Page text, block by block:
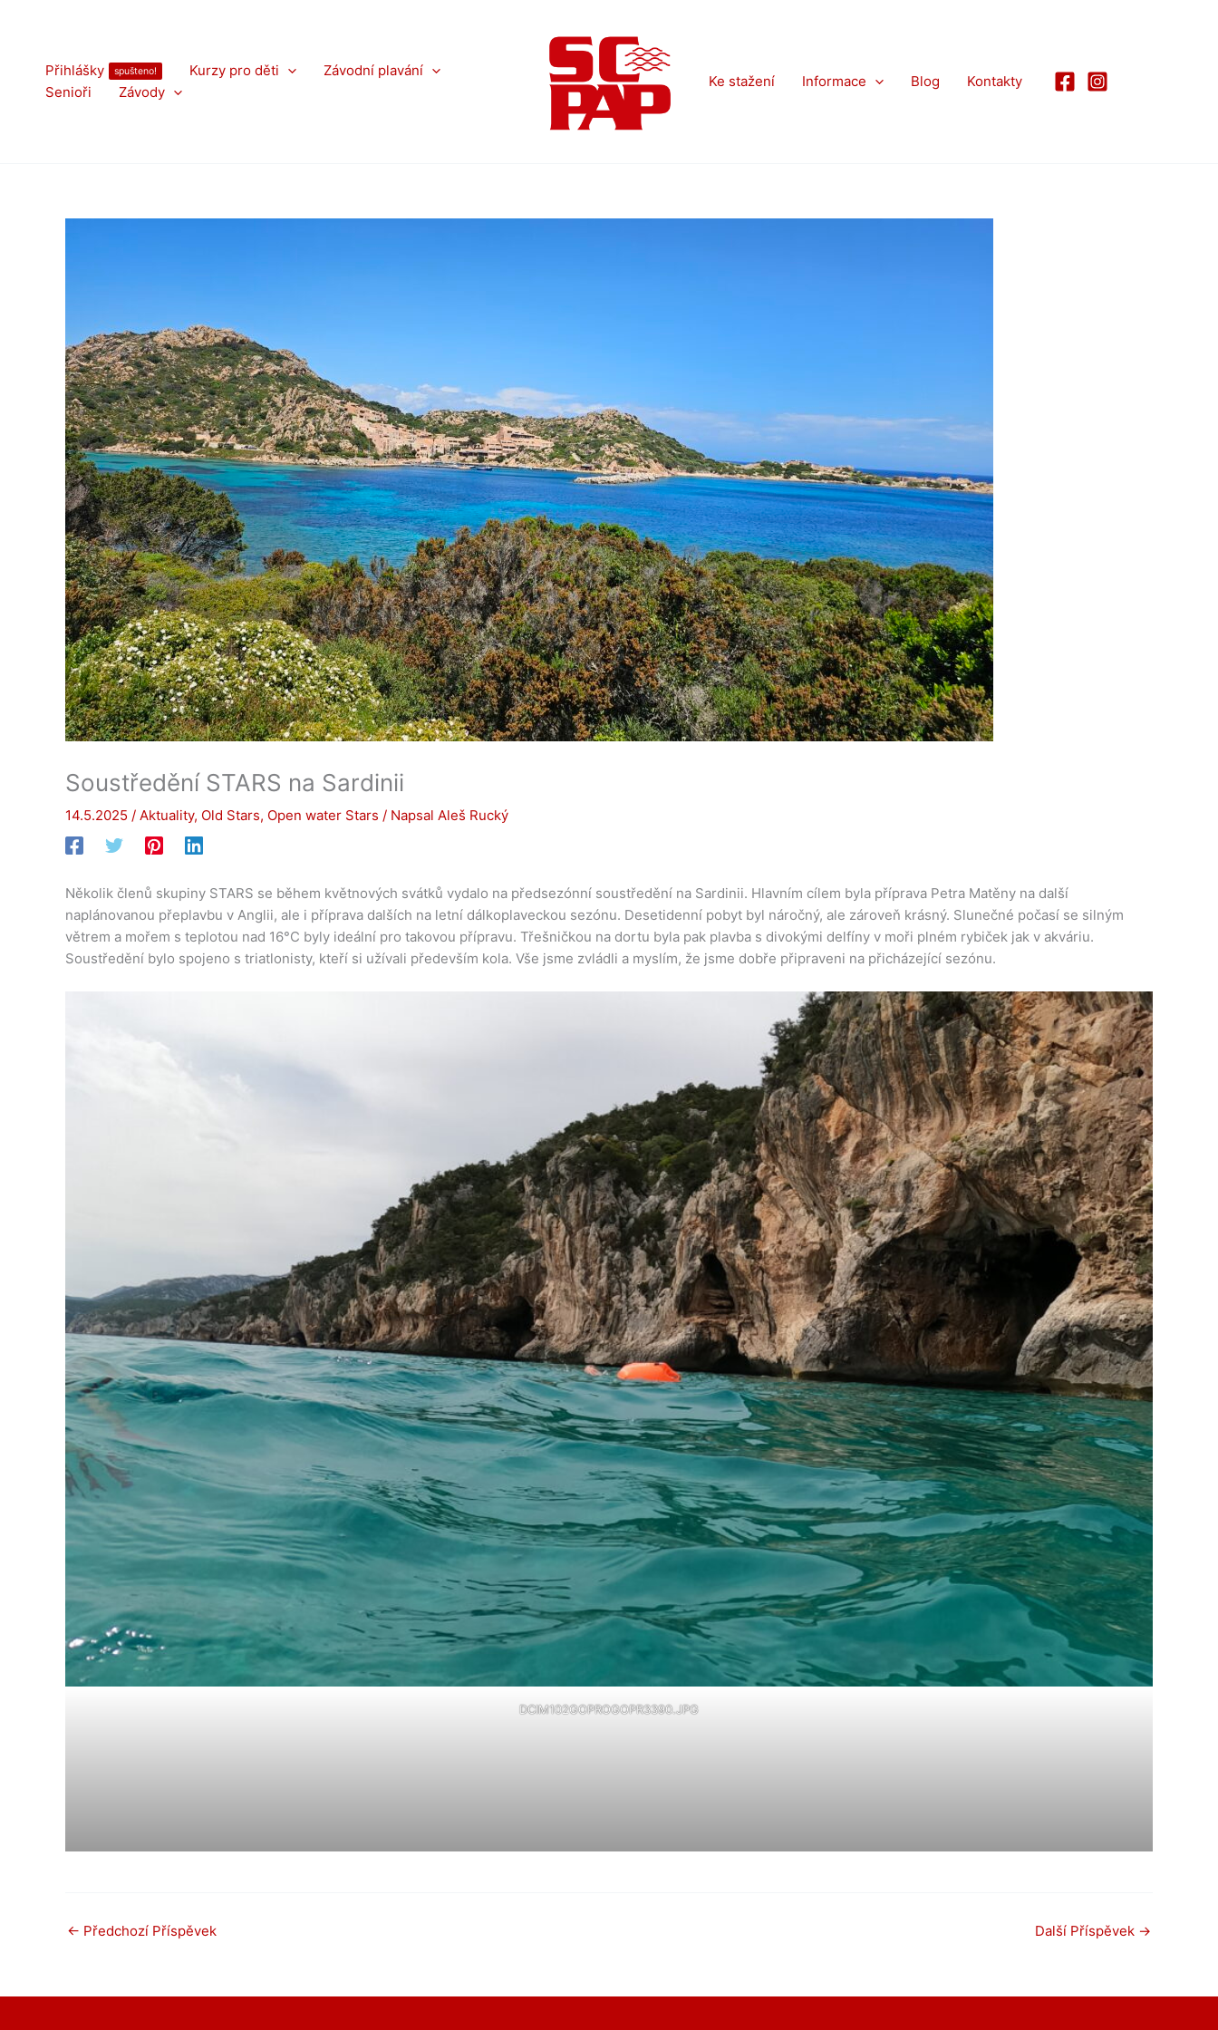
Přihlášky
spušteno! Kurzy pro děti
Závodní plavání
Senioři
Závody
Ke stažení Informace Blog Kontakty
Soustředění STARS na Sardinii
14.5.2025 / Aktuality, Old Stars, Open water Stars / Napsal Aleš Rucký
Několik členů skupiny STARS se během květnových svátků vydalo na předsezónní soustředění na Sardinii. Hlavním cílem byla příprava Petra Matěny na další
naplánovanou přeplavbu v Anglii, ale i příprava dalších na letní dálkoplaveckou sezónu. Desetidenní pobyt byl náročný, ale zároveň krásný. Slunečné počasí se silným
větrem a mořem s teplotou nad 16°C byly ideální pro takovou přípravu. Třešničkou na dortu byla pak plavba s divokými delfíny v moři plném rybiček jak v akváriu.
Soustředění bylo spojeno s triatlonisty, kteří si užívali především kola. Vše jsme zvládli a myslím, že jsme dobře připraveni na přicházející sezónu.
DCIM102GOPROGOPR3390.JPG
← Předchozí Příspěvek Další Příspěvek →